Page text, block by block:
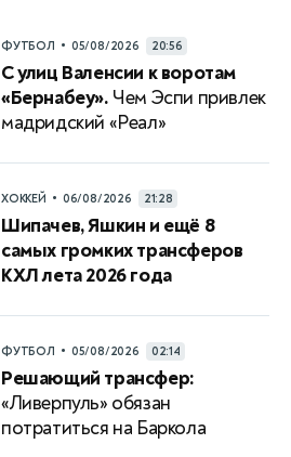
ФУТБОЛ • 05/08/2026 20:56
С улиц Валенсии к воротам
«Бернабеу». Чем Эспи привлек
мадридский «Реал»
ХОККЕЙ • 06/08/2026 21:28
Шипачев, Яшкин и ещё 8
самых громких трансферов
КХЛ лета 2026 года
ФУТБОЛ • 05/08/2026 02:14
Решающий трансфер:
«Ливерпуль» обязан
потратиться на Баркола